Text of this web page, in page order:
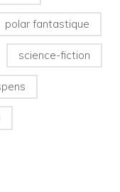
polar fantastique
science-fiction